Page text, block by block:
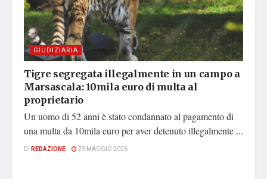
GIUDIZIARIA
Tigre segregata illegalmente in un campo a
Marsascala: 10mila euro di multa al
proprietario
Un uomo di 52 anni è stato condannato al pagamento di
una multa da 10mila euro per aver detenuto illegalmente ...
DI REDAZIONE 29 MAGGIO 2026